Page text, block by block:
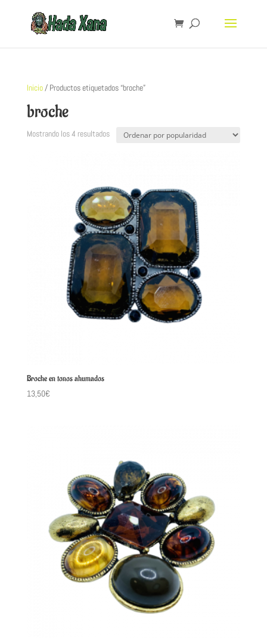
Inicio/ Productos etiquetados “broche”
broche
Mostrando los 4 resultados
Broche en tonos ahumados
13,50€